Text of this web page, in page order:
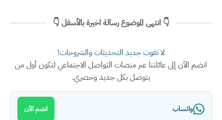
👇 انتهى الموضوع رسالة اخيرة بالأسفل 👇
لا تفوت جديد التحديثات والشروحات!
انضم الآن إلى عائلتنا عبر منصات التواصل الاجتماعي لتكون أول من
يتوصل بكل جديد وحصري.
واتساب انضم الآن